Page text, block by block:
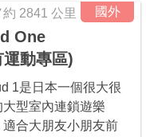
國外
約 2841 公里
One
動專區)
1是日本一個很大很
大型室內連鎖遊樂
適合大朋友小朋友前